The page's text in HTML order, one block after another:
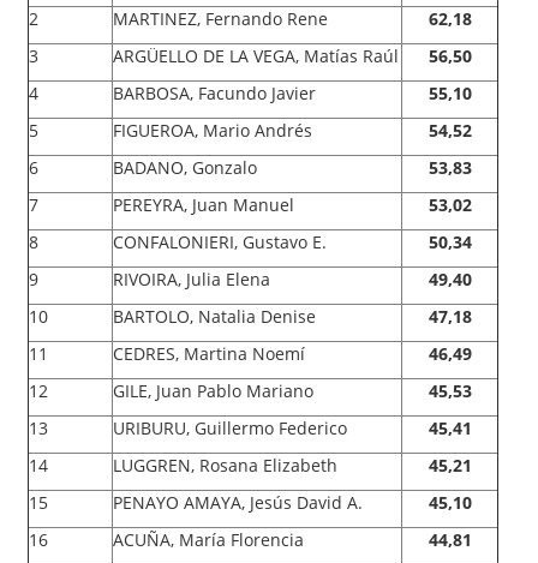
2
MARTINEZ, Fernando Rene
62,18
3
ARGÜELLO DE LA VEGA, Matías Raúl
56,50
4
BARBOSA, Facundo Javier
55,10
5
FIGUEROA, Mario Andrés
54,52
6
BADANO, Gonzalo
53,83
7
PEREYRA, Juan Manuel
53,02
8
CONFALONIERI, Gustavo E.
50,34
9
RIVOIRA, Julia Elena
49,40
10
BARTOLO, Natalia Denise
47,18
11
CEDRES, Martina Noemí
46,49
12
GILE, Juan Pablo Mariano
45,53
13
URIBURU, Guillermo Federico
45,41
14
LUGGREN, Rosana Elizabeth
45,21
15
PENAYO AMAYA, Jesús David A.
45,10
16
ACUÑA, María Florencia
44,81